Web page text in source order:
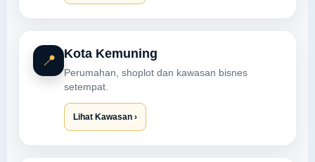
📍 Kota Kemuning
Perumahan, shoplot dan kawasan bisnes
setempat.
Lihat Kawasan ›